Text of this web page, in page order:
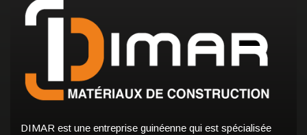
DIMAR est une entreprise guinéenne qui est spécialisée